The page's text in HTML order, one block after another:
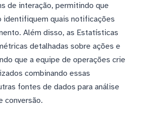
de interação, permitindo que
quais notificações
Além disso, as Estatísticas
detalhadas sobre ações e
que a equipe de operações crie
combinando essas
fontes de dados para análise
conversão.